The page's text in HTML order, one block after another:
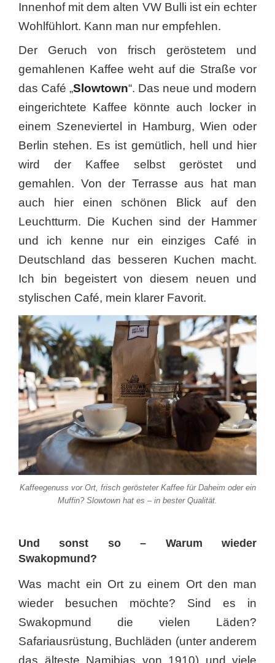
Innenhof mit dem alten VW Bulli ist ein echter
Wohlfühlort. Kann man nur empfehlen.
Der Geruch von frisch geröstetem und
gemahlenen Kaffee weht auf die Straße vor
das Café „Slowtown“. Das neue und modern
eingerichtete Kaffee könnte auch locker in
einem Szeneviertel in Hamburg, Wien oder
Berlin stehen. Es ist gemütlich, hell und hier
wird der Kaffee selbst geröstet und
gemahlen. Von der Terrasse aus hat man
auch hier einen schönen Blick auf den
Leuchtturm. Die Kuchen sind der Hammer
und ich kenne nur ein einziges Café in
Deutschland das besseren Kuchen macht.
Ich bin begeistert von diesem neuen und
stylischen Café, mein klarer Favorit.
Kaffeegenuss vor Ort, frisch gerösteter Kaffee für Daheim oder ein
Muffin? Slowtown hat es – in bester Qualität.
Und sonst so – Warum wieder
Swakopmund?
Was macht ein Ort zu einem Ort den man
wieder besuchen möchte? Sind es in
Swakopmund die vielen Läden?
Safariausrüstung, Buchläden (unter anderem
das älteste Namibias von 1910) und viele